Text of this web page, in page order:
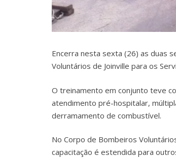
Encerra nesta sexta (26) as duas
Voluntários de Joinville para os
O treinamento em conjunto teve
atendimento pré-hospitalar,
derramamento de combustível.
No Corpo de Bombeiros
capacitação é estendida para